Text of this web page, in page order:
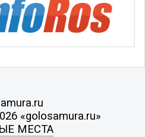
«golosamura.ru»
МЕСТА